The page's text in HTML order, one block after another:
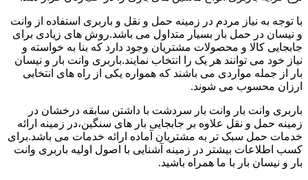
با توجه به نیاز مردم در زمینه حمل و نقل و باربری استفاده از وانت
و نیسان در حمل بار بسیار متداول می باشد.روش های زیادی برای
جابجایی کالا و محصولات مشتریان وجود دارد که بنا به خواسته و
نیاز خود می توانند هر یک را انتخاب نمایند.باربری وانت بار و نیسان
بار از جمله مواردی می باشند که همواره یکی از راه های انتخابی
ارزان محسوب می شوند.
باربری وانت بار وانت بار سردشت با داشتن سابقه درخشان در
زمینه حمل و نقل علاوه بر جابجایی بار های سنگین،در زمینه ارائه
خدمات حمل سبک تر به مشتریان آماده ارائه خدمات می باشد.برای
کسب اطلاعات بیشتر در زمینه آشنایی با اصول اولیه باربری وانت
بار و نیسان بار با ما همراه باشید.